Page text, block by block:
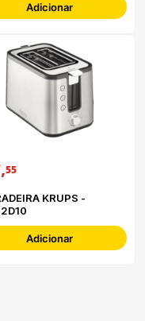
Adicionar
,55
KRUPS -
Adicionar